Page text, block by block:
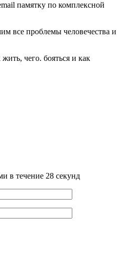
памятку по комплексной
все проблемы человечества и
чего. бояться и как
в течение 28 секунд